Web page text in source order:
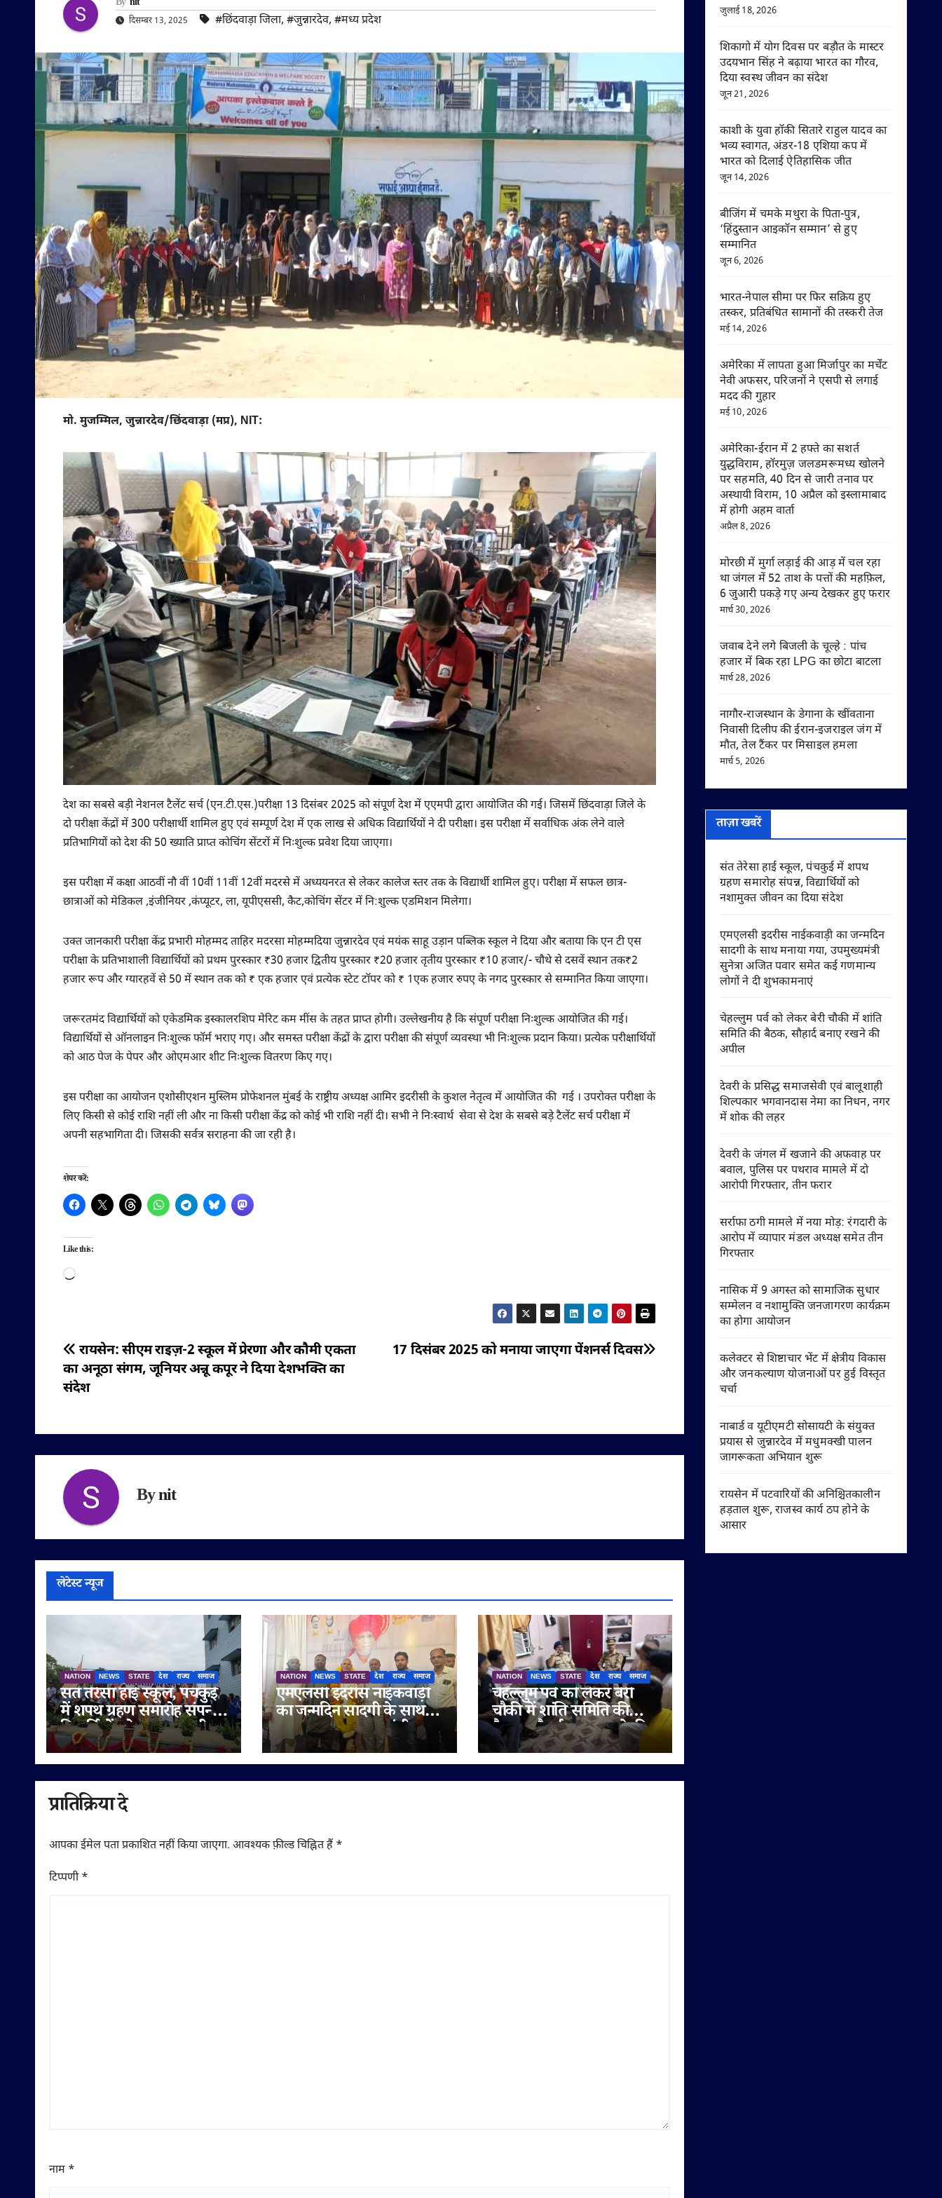
By nit
दिसम्बर 13, 2025 #छिंदवाड़ा जिला, #जुन्नारदेव, #मध्य प्रदेश
मो. मुजम्मिल, जुन्नारदेव/छिंदवाड़ा (मप्र), NIT:
देश का सबसे बड़ी नेशनल टैलेंट सर्च (एन.टी.एस.)परीक्षा 13 दिसंबर 2025 को संपूर्ण देश में एएमपी द्वारा आयोजित की गई। जिसमें छिंदवाड़ा जिले के
दो परीक्षा केंद्रों में 300 परीक्षार्थी शामिल हुए एवं सम्पूर्ण देश में एक लाख से अधिक विद्यार्थियों ने दी परीक्षा। इस परीक्षा में सर्वाधिक अंक लेने वाले
प्रतिभागियों को देश की 50 ख्याति प्राप्त कोचिंग सेंटरों में निःशुल्क प्रवेश दिया जाएगा।
इस परीक्षा में कक्षा आठवीं नौ वीं 10वीं 11वीं 12वीं मदरसे में अध्ययनरत से लेकर कालेज स्तर तक के विद्यार्थी शामिल हुए। परीक्षा में सफल छात्र-
छात्राओं को मेडिकल ,इंजीनियर ,कंप्यूटर, ला, यूपीएससी, कैट,कोचिंग सेंटर में नि:शुल्क एडमिशन मिलेगा।
उक्त जानकारी परीक्षा केंद्र प्रभारी मोहम्मद ताहिर मदरसा मोहम्मदिया जुन्नारदेव एवं मयंक साहू उड़ान पब्लिक स्कूल ने दिया और बताया कि एन टी एस
परीक्षा के प्रतिभाशाली विद्यार्थियों को प्रथम पुरस्कार ₹30 हजार द्वितीय पुरस्कार ₹20 हजार तृतीय पुरस्कार ₹10 हजार/- चौथे से दसवें स्थान तक₹2
हजार रूप और ग्यारहवें से 50 में स्थान तक को ₹ एक हजार एवं प्रत्येक स्टेट टॉपर को ₹ 1एक हजार रुपए के नगद पुरस्कार से सम्मानित किया जाएगा।
जरूरतमंद विद्यार्थियों को एकेडमिक इस्कालरशिप मेरिट कम मींस के तहत प्राप्त होगी। उल्लेखनीय है कि संपूर्ण परीक्षा निःशुल्क आयोजित की गई।
विद्यार्थियों से ऑनलाइन निःशुल्क फॉर्म भराए गए। और समस्त परीक्षा केंद्रों के द्वारा परीक्षा की संपूर्ण व्यवस्था भी निःशुल्क प्रदान किया। प्रत्येक परीक्षार्थियों
को आठ पेज के पेपर और ओएमआर शीट निःशुल्क वितरण किए गए।
इस परीक्षा का आयोजन एशोसीएशन मुस्लिम प्रोफेशनल मुंबई के राष्ट्रीय अध्यक्ष आमिर इदरीसी के कुशल नेतृत्व में आयोजित की गई । उपरोक्त परीक्षा के
लिए किसी से कोई राशि नहीं ली और ना किसी परीक्षा केंद्र को कोई भी राशि नहीं दी। सभी ने निःस्वार्थ सेवा से देश के सबसे बड़े टैलेंट सर्च परीक्षा में
अपनी सहभागिता दी। जिसकी सर्वत्र सराहना की जा रही है।
शेयर करें:
Like this:
Loading…
पोस्ट
नेविगेशन
17 दिसंबर 2025 को मनाया जाएगा पेंशनर्स दिवस
रायसेन: सीएम राइज़-2 स्कूल में प्रेरणा और कौमी एकता
का अनूठा संगम, जूनियर अन्नू कपूर ने दिया देशभक्ति का
संदेश
Bynit
लेटेस्ट न्यूज
NATION NEWS STATE देश राज्य समाज
संत तेरेसा हाई स्कूल, पंचकुई
में शपथ ग्रहण समारोह संपन्न,
विद्यार्थियों को नशामुक्त जीवन
का दिया संदेश
NATION NEWS STATE देश राज्य समाज
एमएलसी इदरीस नाईकवाड़ी
का जन्मदिन सादगी के साथ
मनाया गया, उपमुख्यमंत्री
सुनेत्रा अजित पवार समेत कई
गणमान्य लोगों ने दी
शुभकामनाएं
NATION NEWS STATE देश राज्य समाज
चेहल्लुम पर्व को लेकर बेरी
चौकी में शांति समिति की
बैठक, सौहार्द बनाए रखने की
अपील
प्रातिक्रिया दे
आपका ईमेल पता प्रकाशित नहीं किया जाएगा. आवश्यक फ़ील्ड चिह्नित हैं *
टिप्पणी*
नाम *
जुलाई 18, 2026
शिकागो में योग दिवस पर बड़ौत के मास्टर
उदयभान सिंह ने बढ़ाया भारत का गौरव,
दिया स्वस्थ जीवन का संदेश
जून 21, 2026
काशी के युवा हॉकी सितारे राहुल यादव का
भव्य स्वागत, अंडर-18 एशिया कप में
भारत को दिलाई ऐतिहासिक जीत
जून 14, 2026
बीजिंग में चमके मथुरा के पिता-पुत्र,
‘हिंदुस्तान आइकॉन सम्मान’ से हुए
सम्मानित
जून 6, 2026
भारत-नेपाल सीमा पर फिर सक्रिय हुए
तस्कर, प्रतिबंधित सामानों की तस्करी तेज
मई 14, 2026
अमेरिका में लापता हुआ मिर्जापुर का मर्चेंट
नेवी अफसर, परिजनों ने एसपी से लगाई
मदद की गुहार
मई 10, 2026
अमेरिका-ईरान में 2 हफ्ते का सशर्त
युद्धविराम, हॉरमुज़ जलडमरूमध्य खोलने
पर सहमति, 40 दिन से जारी तनाव पर
अस्थायी विराम, 10 अप्रैल को इस्लामाबाद
में होगी अहम वार्ता
अप्रैल 8, 2026
मोरछी में मुर्गा लड़ाई की आड़ में चल रहा
था जंगल में 52 ताश के पत्तों की महफ़िल,
6 जुआरी पकड़े गए अन्य देखकर हुए फरार
मार्च 30, 2026
जवाब देने लगे बिजली के चूल्हे : पांच
हजार में बिक रहा LPG का छोटा बाटला
मार्च 28, 2026
नागौर-राजस्थान के डेगाना के खींवताना
निवासी दिलीप की ईरान-इजराइल जंग में
मौत, तेल टैंकर पर मिसाइल हमला
मार्च 5, 2026
ताज़ा खबरें
संत तेरेसा हाई स्कूल, पंचकुई में शपथ
ग्रहण समारोह संपन्न, विद्यार्थियों को
नशामुक्त जीवन का दिया संदेश
एमएलसी इदरीस नाईकवाड़ी का जन्मदिन
सादगी के साथ मनाया गया, उपमुख्यमंत्री
सुनेत्रा अजित पवार समेत कई गणमान्य
लोगों ने दी शुभकामनाएं
चेहल्लुम पर्व को लेकर बेरी चौकी में शांति
समिति की बैठक, सौहार्द बनाए रखने की
अपील
देवरी के प्रसिद्ध समाजसेवी एवं बालूशाही
शिल्पकार भगवानदास नेमा का निधन, नगर
में शोक की लहर
देवरी के जंगल में खजाने की अफवाह पर
बवाल, पुलिस पर पथराव मामले में दो
आरोपी गिरफ्तार, तीन फरार
सर्राफा ठगी मामले में नया मोड़: रंगदारी के
आरोप में व्यापार मंडल अध्यक्ष समेत तीन
गिरफ्तार
नासिक में 9 अगस्त को सामाजिक सुधार
सम्मेलन व नशामुक्ति जनजागरण कार्यक्रम
का होगा आयोजन
कलेक्टर से शिष्टाचार भेंट में क्षेत्रीय विकास
और जनकल्याण योजनाओं पर हुई विस्तृत
चर्चा
नाबार्ड व यूटीएमटी सोसायटी के संयुक्त
प्रयास से जुन्नारदेव में मधुमक्खी पालन
जागरूकता अभियान शुरू
रायसेन में पटवारियों की अनिश्चितकालीन
हड़ताल शुरू, राजस्व कार्य ठप होने के
आसार